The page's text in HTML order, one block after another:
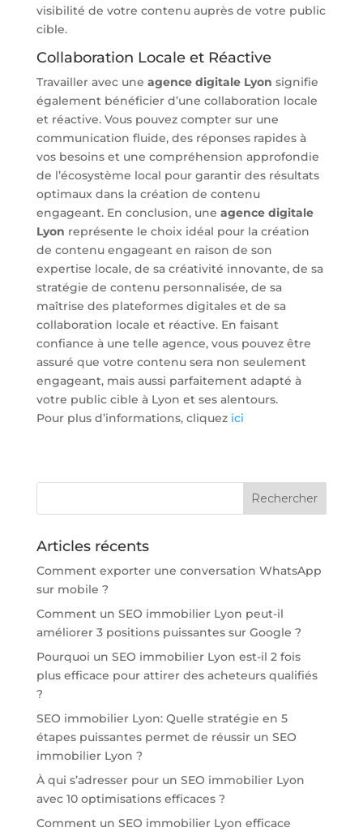
visibilité de votre contenu auprès de votre public
cible.
Collaboration Locale et Réactive
Travailler avec une agence digitale Lyon signifie
également bénéficier d’une collaboration locale
et réactive. Vous pouvez compter sur une
communication fluide, des réponses rapides à
vos besoins et une compréhension approfondie
de l’écosystème local pour garantir des résultats
optimaux dans la création de contenu
engageant. En conclusion, une agence digitale
Lyon représente le choix idéal pour la création
de contenu engageant en raison de son
expertise locale, de sa créativité innovante, de sa
stratégie de contenu personnalisée, de sa
maîtrise des plateformes digitales et de sa
collaboration locale et réactive. En faisant
confiance à une telle agence, vous pouvez être
assuré que votre contenu sera non seulement
engageant, mais aussi parfaitement adapté à
votre public cible à Lyon et ses alentours.
Pour plus d’informations, cliquez ici
Articles récents
Comment exporter une conversation WhatsApp
sur mobile ?
Comment un SEO immobilier Lyon peut-il
améliorer 3 positions puissantes sur Google ?
Pourquoi un SEO immobilier Lyon est-il 2 fois
plus efficace pour attirer des acheteurs qualifiés
?
SEO immobilier Lyon: Quelle stratégie en 5
étapes puissantes permet de réussir un SEO
immobilier Lyon ?
À qui s’adresser pour un SEO immobilier Lyon
avec 10 optimisations efficaces ?
Comment un SEO immobilier Lyon efficace